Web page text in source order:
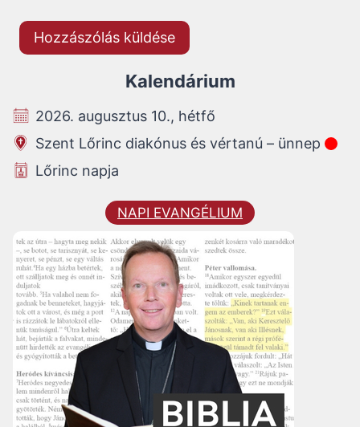
Kalendárium
2026. augusztus 10., hétfő
Szent Lőrinc diakónus és vértanú – ünnep
Lőrinc napja
NAPI EVANGÉLIUM